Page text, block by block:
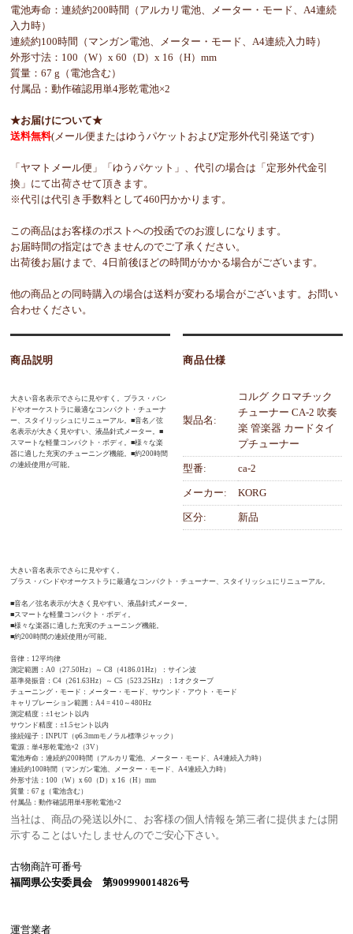
電池寿命：連続約200時間（アルカリ電池、メーター・モード、A4連続
入力時）
連続約100時間（マンガン電池、メーター・モード、A4連続入力時）
外形寸法：100（W）x 60（D）x 16（H）mm
質量：67 g（電池含む）
付属品：動作確認用単4形乾電池×2
★お届けについて★
送料無料(メール便またはゆうパケットおよび定形外代引発送です)
「ヤマトメール便」「ゆうパケット」、代引の場合は「定形外代金引
換」にて出荷させて頂きます。
※代引は代引き手数料として460円かかります。
この商品はお客様のポストへの投函でのお渡しになります。
お届時間の指定はできませんのでご了承ください。
出荷後お届けまで、4日前後ほどの時間がかかる場合がございます。
他の商品との同時購入の場合は送料が変わる場合がございます。お問い
合わせください。
商品説明
大きい音名表示でさらに見やすく。ブラス・バン
ドやオーケストラに最適なコンパクト・チューナ
ー、スタイリッシュにリニューアル。■音名／弦
名表示が大きく見やすい、液晶針式メーター。■
スマートな軽量コンパクト・ボディ。■様々な楽
器に適した充実のチューニング機能。■約200時間
の連続使用が可能。
商品仕様
製品名:
コルグ クロマチック
チューナー CA-2 吹奏
楽 管楽器 カードタイ
プチューナー
型番: ca-2
メーカー: KORG
区分: 新品
大きい音名表示でさらに見やすく。
ブラス・バンドやオーケストラに最適なコンパクト・チューナー、スタイリッシュにリニューアル。
■音名／弦名表示が大きく見やすい、液晶針式メーター。
■スマートな軽量コンパクト・ボディ。
■様々な楽器に適した充実のチューニング機能。
■約200時間の連続使用が可能。
音律：12平均律
測定範囲：A0（27.50Hz）～ C8（4186.01Hz）：サイン波
基準発振音：C4（261.63Hz）～ C5（523.25Hz）：1オクターブ
チューニング・モード：メーター・モード、サウンド・アウト・モード
キャリブレーション範囲：A4 = 410～480Hz
測定精度：±1セント以内
サウンド精度：±1.5セント以内
接続端子：INPUT（φ6.3mmモノラル標準ジャック）
電源：単4形乾電池×2（3V）
電池寿命：連続約200時間（アルカリ電池、メーター・モード、A4連続入力時）
連続約100時間（マンガン電池、メーター・モード、A4連続入力時）
外形寸法：100（W）x 60（D）x 16（H）mm
質量：67 g（電池含む）
付属品：動作確認用単4形乾電池×2
当社は、商品の発送以外に、お客様の個人情報を第三者に提供または開
示することはいたしませんのでご安心下さい。
古物商許可番号
福岡県公安委員会 第909990014826号
運営業者